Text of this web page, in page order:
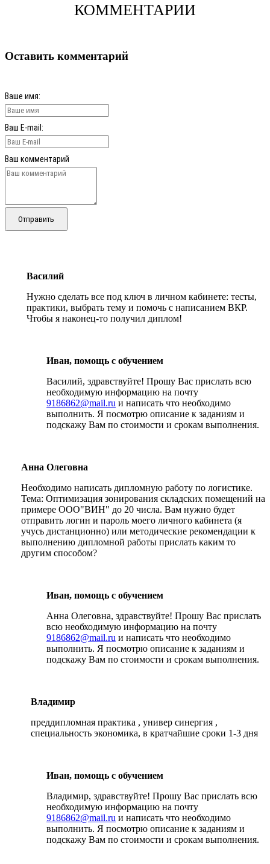
КОММЕНТАРИИ
Оставить комментарий
Ваше имя:
Ваш E-mail:
Ваш комментарий
Отправить
Василий
Нужно сделать все под ключ в личном кабинете: тесты,
практики, выбрать тему и помочь с написанием ВКР.
Чтобы я наконец-то получил диплом!
Иван, помощь с обучением
Василий, здравствуйте! Прошу Вас прислать всю
необходимую информацию на почту
9186862@mail.ru и написать что необходимо
выполнить. Я посмотрю описание к заданиям и
подскажу Вам по стоимости и срокам выполнения.
Анна Олеговна
Необходимо написать дипломную работу по логистике.
Тема: Оптимизация зонирования складских помещений на
примере ООО"ВИН" до 20 числа. Вам нужно будет
отправить логин и пароль моего личного кабинета (я
учусь дистанционно) или методические рекомендации к
выполнению дипломной работы прислать каким то
другим способом?
Иван, помощь с обучением
Анна Олеговна, здравствуйте! Прошу Вас прислать
всю необходимую информацию на почту
9186862@mail.ru и написать что необходимо
выполнить. Я посмотрю описание к заданиям и
подскажу Вам по стоимости и срокам выполнения.
Владимир
преддипломная практика , универ синергия ,
специальность экономика, в кратчайшие сроки 1-3 дня
Иван, помощь с обучением
Владимир, здравствуйте! Прошу Вас прислать всю
необходимую информацию на почту
9186862@mail.ru и написать что необходимо
выполнить. Я посмотрю описание к заданиям и
подскажу Вам по стоимости и срокам выполнения.